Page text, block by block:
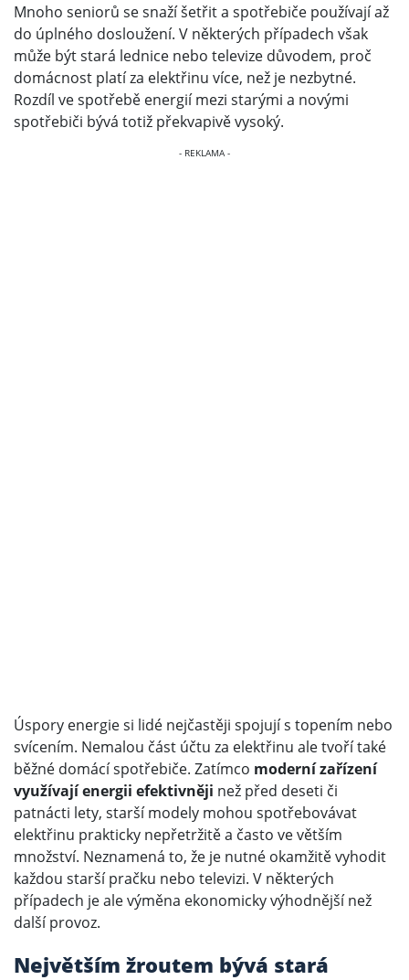
Mnoho seniorů se snaží šetřit a spotřebiče používají až
do úplného dosloužení. V některých případech však
může být stará lednice nebo televize důvodem, proč
domácnost platí za elektřinu více, než je nezbytné.
Rozdíl ve spotřebě energií mezi starými a novými
spotřebiči bývá totiž překvapivě vysoký.
Úspory energie si lidé nejčastěji spojují s topením nebo
svícením. Nemalou část účtu za elektřinu ale tvoří také
běžné domácí spotřebiče. Zatímco moderní zařízení
využívají energii efektivněji než před deseti či
patnácti lety, starší modely mohou spotřebovávat
elektřinu prakticky nepřetržitě a často ve větším
množství. Neznamená to, že je nutné okamžitě vyhodit
každou starší pračku nebo televizi. V některých
případech je ale výměna ekonomicky výhodnější než
další provoz.
Největším žroutem bývá stará